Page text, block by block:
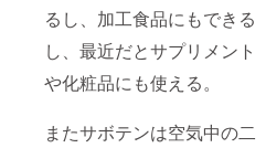
るし、加工食品にもできる
し、最近だとサプリメント
や化粧品にも使える。
またサボテンは空気中の二